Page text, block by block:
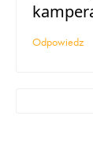
Odpowiedz